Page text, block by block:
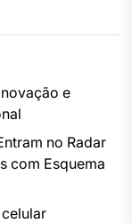
e
no Radar
com Esquema